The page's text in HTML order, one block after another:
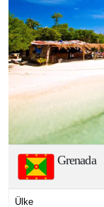
Grenada
Ülke